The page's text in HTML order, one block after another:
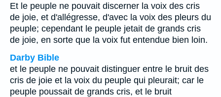
Et le peuple ne pouvait discerner la voix des cris
de joie, et d'allégresse, d'avec la voix des pleurs du
peuple; cependant le peuple jetait de grands cris
de joie, en sorte que la voix fut entendue bien loin.
Darby Bible
et le peuple ne pouvait distinguer entre le bruit des
cris de joie et la voix du peuple qui pleurait; car le
peuple poussait de grands cris, et le bruit